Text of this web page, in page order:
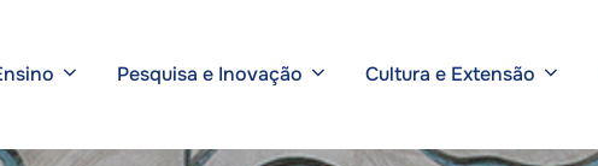
Pesquisa e Inovação Cultura e Extensão